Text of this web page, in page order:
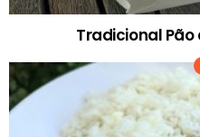
Tradicional Pão